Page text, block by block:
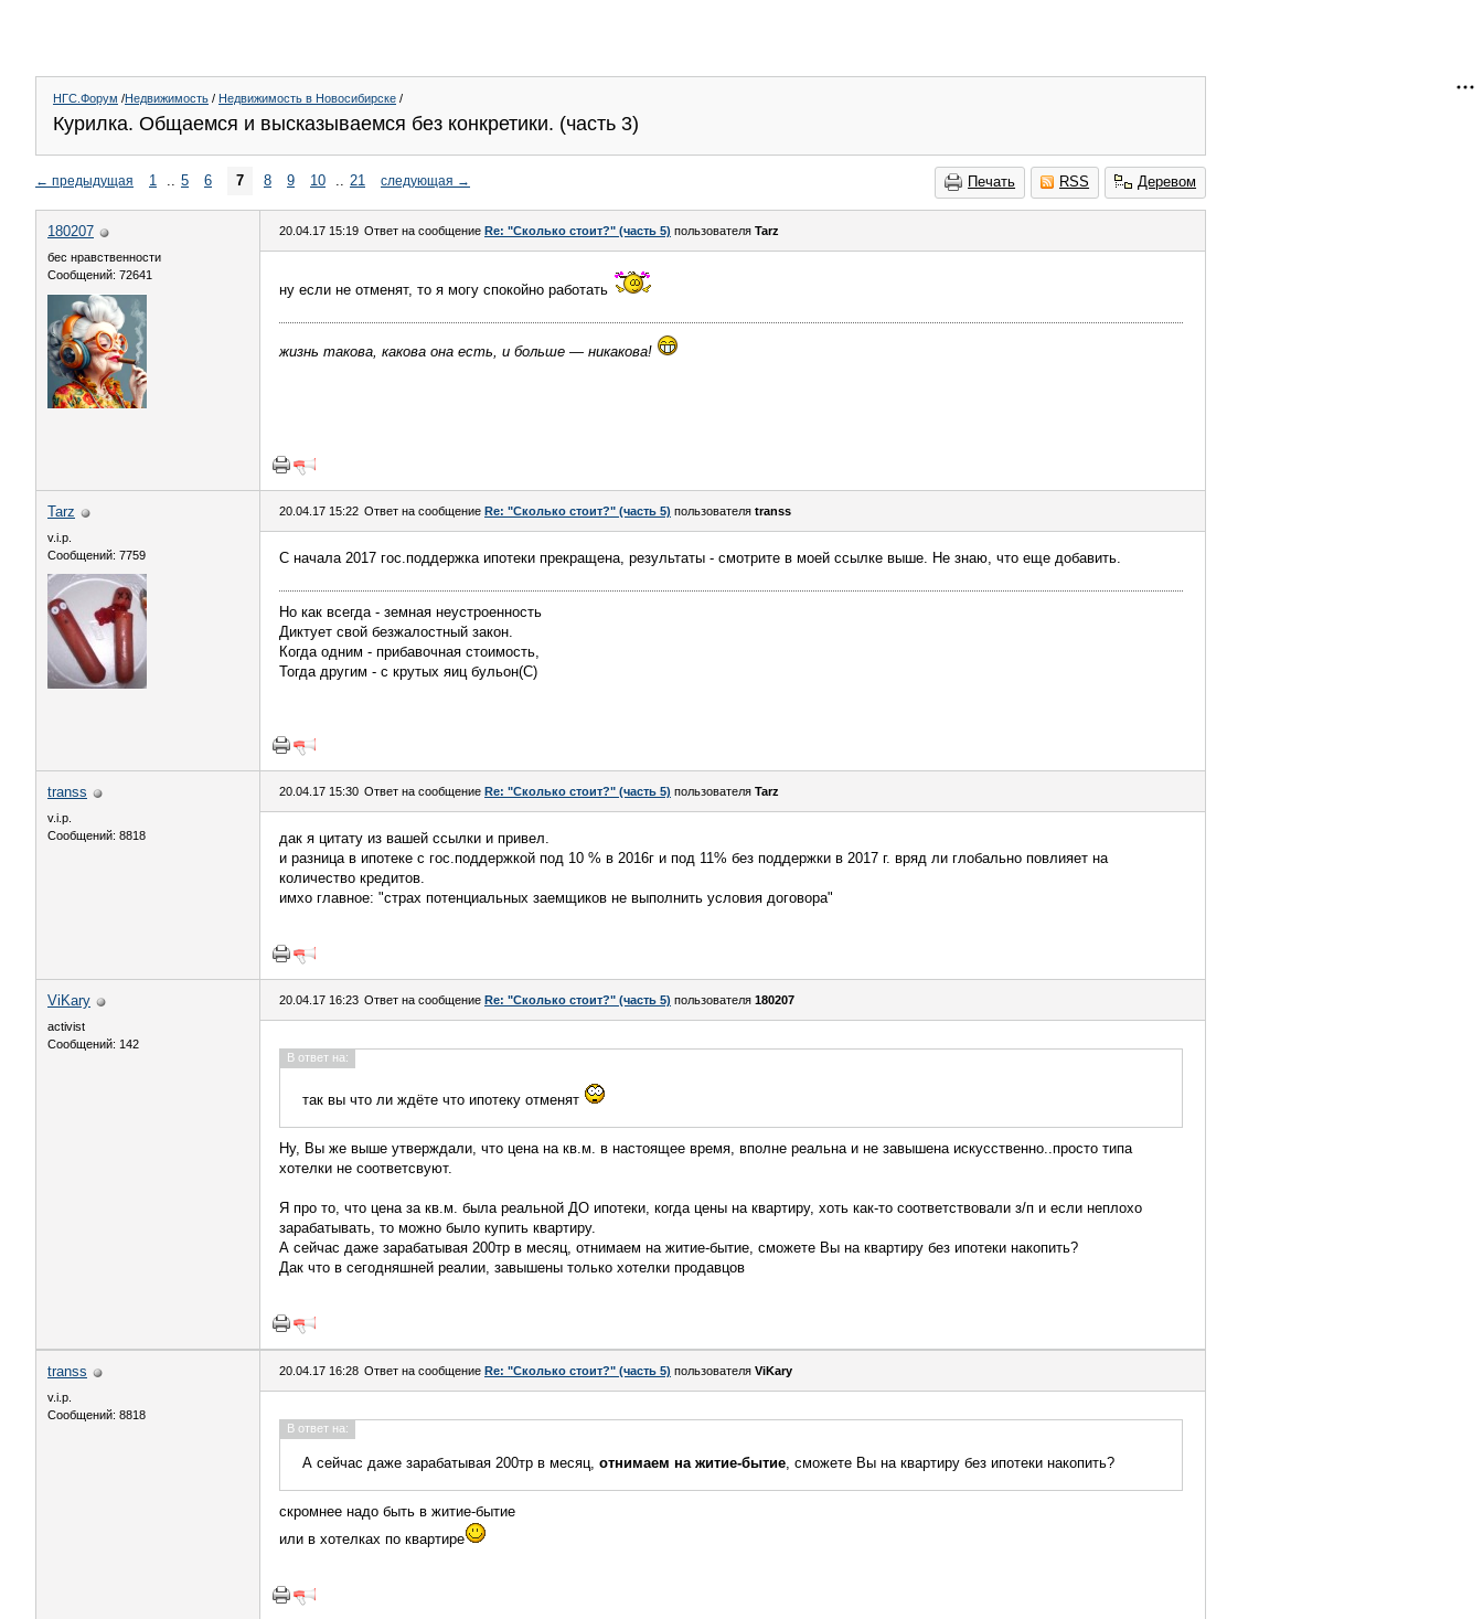
НГС.Форум /Недвижимость / Недвижимость в Новосибирске /
Курилка. Общаемся и высказываемся без конкретики. (часть 3)
Печать RSS Деревом
← предыдущая 1 .. 5 6 7 8 9 10 .. 21 следующая →
180207
бес нравственности
Сообщений: 72641
20.04.17 15:19 Ответ на сообщение Re: "Сколько стоит?" (часть 5) пользователя Tarz
ну если не отменят, то я могу спокойно работать
жизнь такова, какова она есть, и больше — никакова!
Tarz
v.i.p.
Сообщений: 7759
20.04.17 15:22 Ответ на сообщение Re: "Сколько стоит?" (часть 5) пользователя transs
С начала 2017 гос.поддержка ипотеки прекращена, результаты - смотрите в моей ссылке выше. Не знаю, что еще добавить.
Но как всегда - земная неустроенность
Диктует свой безжалостный закон.
Когда одним - прибавочная стоимость,
Тогда другим - с крутых яиц бульон(С)
transs
v.i.p.
Сообщений: 8818
20.04.17 15:30 Ответ на сообщение Re: "Сколько стоит?" (часть 5) пользователя Tarz
дак я цитату из вашей ссылки и привел.
и разница в ипотеке с гос.поддержкой под 10 % в 2016г и под 11% без поддержки в 2017 г. вряд ли глобально повлияет на
количество кредитов.
имхо главное: "страх потенциальных заемщиков не выполнить условия договора"
ViKary
activist
Сообщений: 142
20.04.17 16:23 Ответ на сообщение Re: "Сколько стоит?" (часть 5) пользователя 180207
В ответ на:
так вы что ли ждёте что ипотеку отменят
Ну, Вы же выше утверждали, что цена на кв.м. в настоящее время, вполне реальна и не завышена искусственно..просто типа
хотелки не соответсвуют.
Я про то, что цена за кв.м. была реальной ДО ипотеки, когда цены на квартиру, хоть как-то соответствовали з/п и если неплохо
зарабатывать, то можно было купить квартиру.
А сейчас даже зарабатывая 200тр в месяц, отнимаем на житие-бытие, сможете Вы на квартиру без ипотеки накопить?
Дак что в сегодняшней реалии, завышены только хотелки продавцов
transs
v.i.p.
Сообщений: 8818
20.04.17 16:28 Ответ на сообщение Re: "Сколько стоит?" (часть 5) пользователя ViKary
В ответ на:
А сейчас даже зарабатывая 200тр в месяц, отнимаем на житие-бытие, сможете Вы на квартиру без ипотеки накопить?
скромнее надо быть в житие-бытие
или в хотелках по квартире